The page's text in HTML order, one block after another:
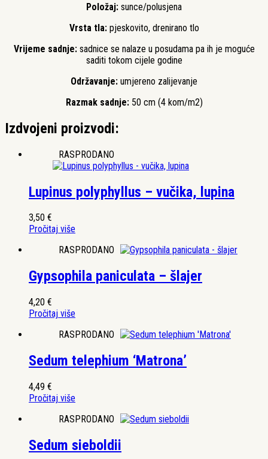
Položaj: sunce/polusjena
Vrsta tla: pjeskovito, drenirano tlo
Vrijeme sadnje: sadnice se nalaze u posudama pa ih je moguće
saditi tokom cijele godine
Održavanje: umjereno zalijevanje
Razmak sadnje:50 cm (4 kom/m2)
Izdvojeni proizvodi:
RASPRODANO
Lupinus polyphyllus – vučika, lupina
3,50 €
Pročitaj više
RASPRODANO
Gypsophila paniculata – šlajer
4,20 €
Pročitaj više
RASPRODANO
Sedum telephium ‘Matrona’
4,49 €
Pročitaj više
RASPRODANO
Sedum sieboldii